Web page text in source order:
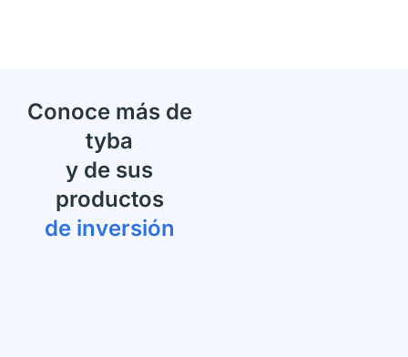
Conoce más de
tyba
y de sus
productos
de inversión